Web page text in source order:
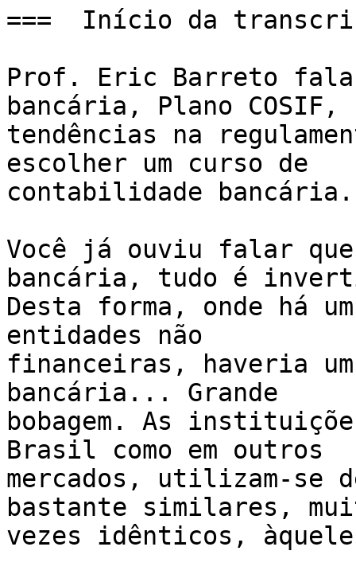
===  Início da
Prof. Eric Barreto fala
bancária, Plano COSIF,
tendências na
escolher um curso de
contabilidade bancária.
Você já ouviu falar
bancária, tudo é
Desta forma, onde há
entidades não
financeiras, haveria
bancária... Grande
bobagem. As
Brasil como em outros
mercados, utilizam-se
bastante similares,
vezes idênticos,